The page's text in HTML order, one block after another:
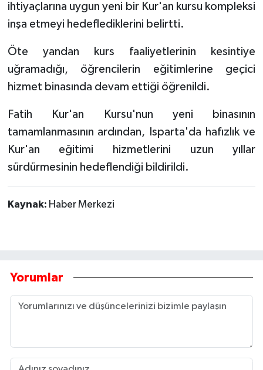
ihtiyaçlarına uygun yeni bir Kur'an kursu kompleksi
inşa etmeyi hedeflediklerini belirtti.
Öte yandan kurs faaliyetlerinin kesintiye
uğramadığı, öğrencilerin eğitimlerine geçici
hizmet binasında devam ettiği öğrenildi.
Fatih Kur'an Kursu'nun yeni binasının
tamamlanmasının ardından, Isparta'da hafızlık ve
Kur'an eğitimi hizmetlerini uzun yıllar
sürdürmesinin hedeflendiği bildirildi.
Kaynak: Haber Merkezi
Yorumlar